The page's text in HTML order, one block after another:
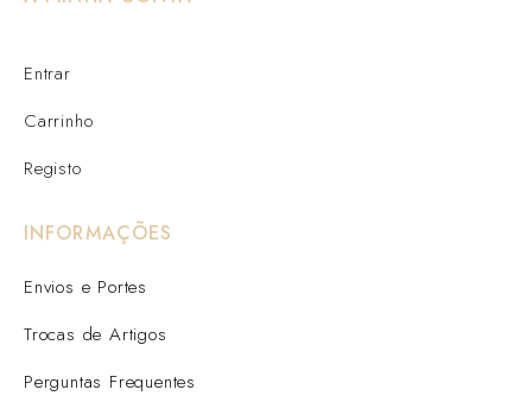
Entrar
Carrinho
Registo
INFORMAÇÕES
Envios e Portes
Trocas de Artigos
Perguntas Frequentes